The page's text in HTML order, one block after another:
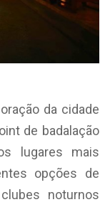
da cidade
de badalação
lugares mais
opções de
noturnos